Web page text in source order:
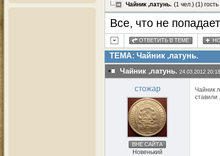
Чайник ,латунь. (1 чел.) (1) гость
Все, что не
ОТВЕТИТЬ В ТЕМЕ
ТЕМА: Чайник ,латунь.
Чайник ,латунь. 24.03.2012
стожар
ВНЕ САЙТА
Новенький
Чайник
ставили